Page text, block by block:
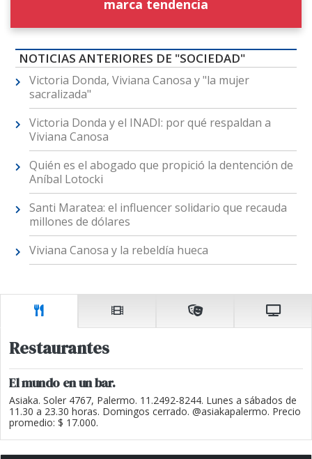
marca tendencia
NOTICIAS ANTERIORES DE "SOCIEDAD"
Victoria Donda, Viviana Canosa y "la mujer
sacralizada"
Victoria Donda y el INADI: por qué respaldan a
Viviana Canosa
Quién es el abogado que propició la dentención de
Aníbal Lotocki
Santi Maratea: el influencer solidario que recauda
millones de dólares
Viviana Canosa y la rebeldía hueca
Restaurantes
El mundo en un bar.
Asiaka. Soler 4767, Palermo. 11.2492-8244. Lunes a sábados de
11.30 a 23.30 horas. Domingos cerrado. @asiakapalermo. Precio
promedio: $ 17.000.